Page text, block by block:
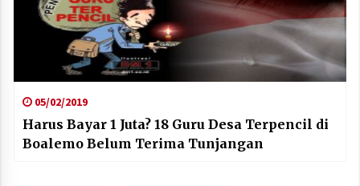
05/02/2019
Harus Bayar 1 Juta? 18 Guru Desa Terpencil di
Boalemo Belum Terima Tunjangan